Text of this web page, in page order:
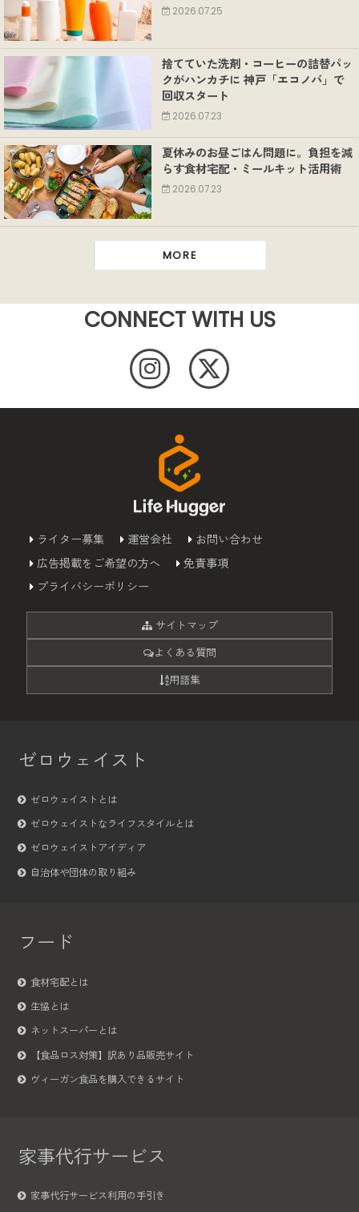
2026.07.25
捨てていた洗剤・コーヒーの詰替パッ
クがハンカチに 神戸「エコノバ」で
回収スタート
2026.07.23
夏休みのお昼ごはん問題に。負担を減
らす食材宅配・ミールキット活用術
2026.07.23
MORE
CONNECT WITH US
ライター募集 運営会社
お問い合わせ
広告掲載をご希望の方へ
免責事項
プライバシーポリシー
サイトマップ
よくある質問
用語集
ゼロウェイスト
ゼロウェイストとは
ゼロウェイストなライフスタイルとは
ゼロウェイストアイディア
自治体や団体の取り組み
フード
食材宅配とは
生協とは
ネットスーパーとは
【食品ロス対策】訳あり品販売サイト
ヴィーガン食品を購入できるサイト
家事代行サービス
家事代行サービス利用の手引き